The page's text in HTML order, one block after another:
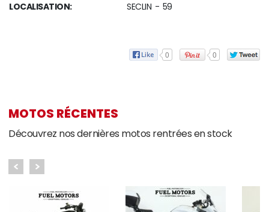
LOCALISATION:
SECLIN - 59
0 0
MOTOS RÉCENTES
Découvrez nos dernières motos rentrées en stock